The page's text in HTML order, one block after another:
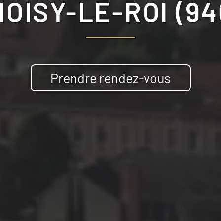
LE-ROI
Prendre rendez-vous